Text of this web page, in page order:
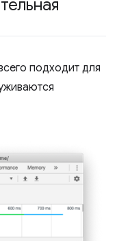
подходит для